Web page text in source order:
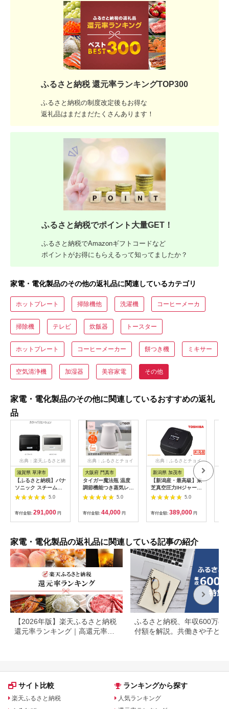
ふるさと納税 還元率ランキングTOP300
ふるさと納税の制度改定後もお得な
返礼品はまだまだたくさんあります！
ふるさと納税でポイント大量GET！
ふるさと納税でAmazonギフトコードなど
ポイントがお得にもらえるって知ってましたか？
家電・電化製品のその他の返礼品に関連しているカテゴリ
ホットプレート 掃除機他 洗濯機 コーヒーメーカ
掃除機 テレビ 炊飯器 トースター
ホットプレート コーヒーメーカー 餅つき機 ミキサー
空気清浄機 加湿器 美容家電 その他
家電・電化製品のその他に関連しているおすすめの返礼
品
出典：楽天ふるさと納
滋賀県 草津市
【ふるさと納税】パナ
ソニック スチームオ
ーブンレンジ ビスト
ロ NE-BS8D-W 容量
30L | スチームオーブ
ン ホワイトモデル 時
短調理 人気 おすすめ
ー料理 30L 大容量 キ
ッチン家電 新生活応
援
5.0
寄付金額: 291,000 円
出典：ふるさとチョイ
大阪府 門真市
タイガー魔法瓶 温度
調節機能つき蒸気レス
電気ケトル 1.2L PTV-
A120【HC チェスナ
ッツグレー、WG グレ
イッシュホワイト】大
阪府門真市 家電 電化
活家電 新生活 新生活
応援
5.0
寄付金額: 44,000 円
出典：ふるさとチョイ
新潟県 加茂市
【新潟産・最高級】東
芝真空圧力IHジャー炊
飯器 炎匠炊き RC-
10ZWX(K) 5.5合
《2025年モデル》
5.0
寄付金額: 389,000 円
家電・電化製品の返礼品に関連している記事の紹介
【2026年版】楽天ふるさと納税
還元率ランキング｜高還元率返
ふるさと納税、年収600万の
付額を解説。共働きや子ども
サイト比較
楽天ふるさと納税
ランキングから探す
人気ランキング